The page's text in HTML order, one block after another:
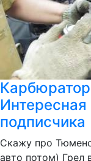
Интересная
подписчика
Скажу про
авто потом) Грел